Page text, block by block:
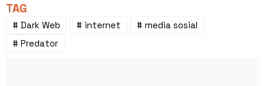
TAG
# Dark Web # internet
# media sosial
# Predator